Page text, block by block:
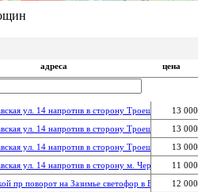
адреса
цена
ул. 14 напротив в сторону Троещины
13 000
ул. 14 напротив в сторону Троещины
13 000
ул. 14 напротив в сторону Троещины
13 000
ул. 14 напротив в сторону м. Черниговской
11 000
пр поворот на Зазимье светофор в Бровары12 000